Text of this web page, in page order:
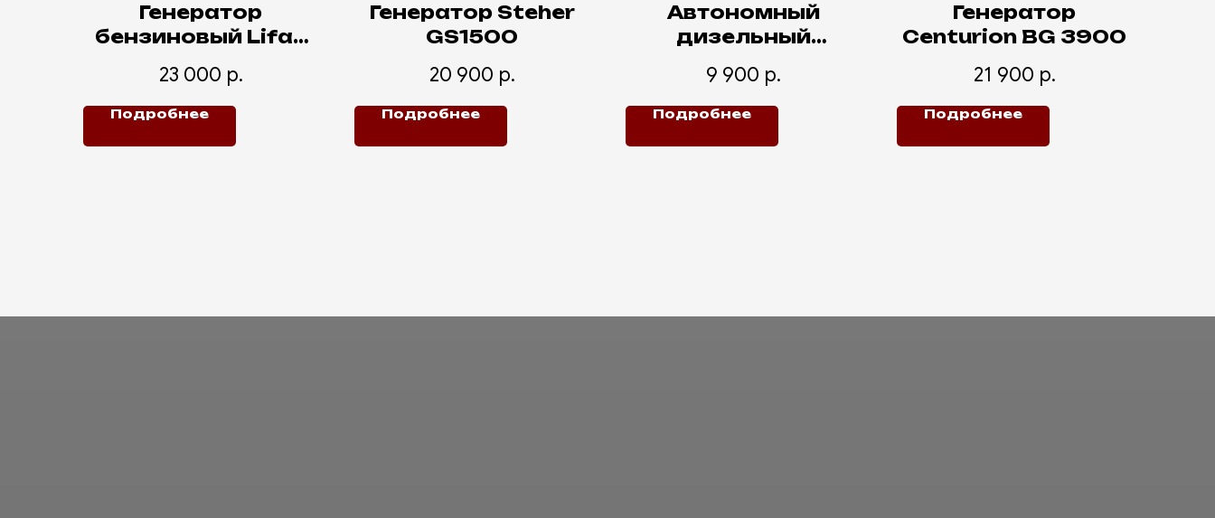
Генератор
бензиновый Lifan
3500 без стартера
23 000 р.
Подробнее
Генератор Steher
GS1500
20 900 р.
Подробнее
Автономный
дизельный
отопитель 8квт
9 900 р.
Подробнее
Генератор
Centurion BG 3900
21 900 р.
Подробнее